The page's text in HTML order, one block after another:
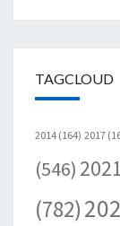
TAGCLOUD
2014 (164) 2017
(546)
(782)